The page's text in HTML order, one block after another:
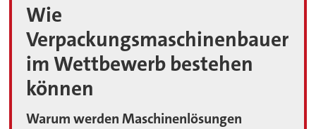
Wie
Verpackungsmaschinenbauer
im Wettbewerb bestehen
können
Warum werden Maschinenlösungen